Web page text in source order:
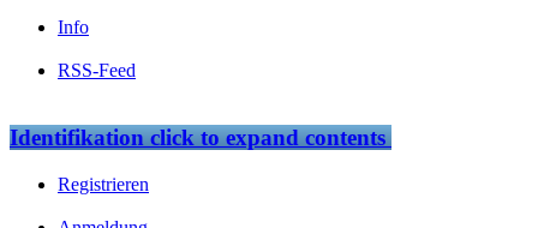
Info
RSS-Feed
Identifikationclick to expand contents
Registrieren